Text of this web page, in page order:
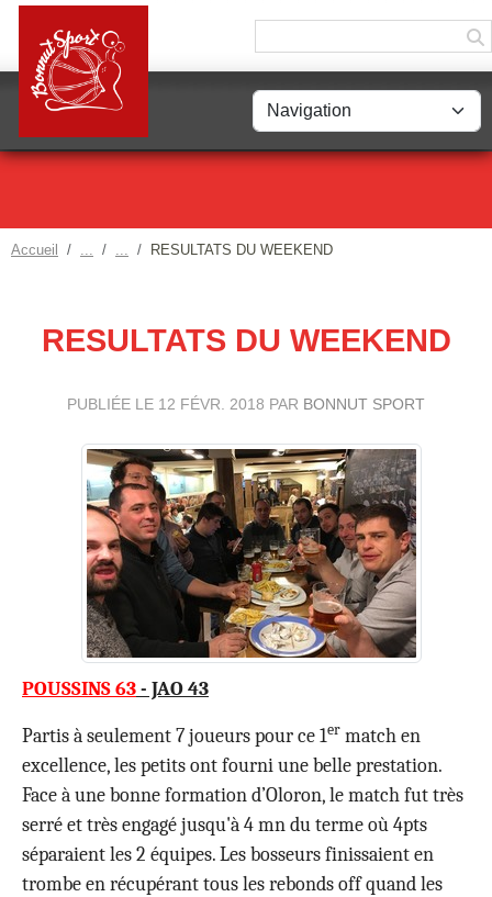
Accueil RESULTATS DU WEEKEND
RESULTATS DU WEEKEND
PUBLIÉE LE 12 FÉVR. 2018 PAR BONNUT SPORT
POUSSINS 63- JAO 43
Partis à seulement 7 joueurs pour ce 1er match en
excellence, les petits ont fourni une belle prestation.
Face à une bonne formation d’Oloron, le match fut très
serré et très engagé jusqu'à 4 mn du terme où 4pts
séparaient les 2 équipes. Les bosseurs finissaient en
trombe en récupérant tous les rebonds off quand les